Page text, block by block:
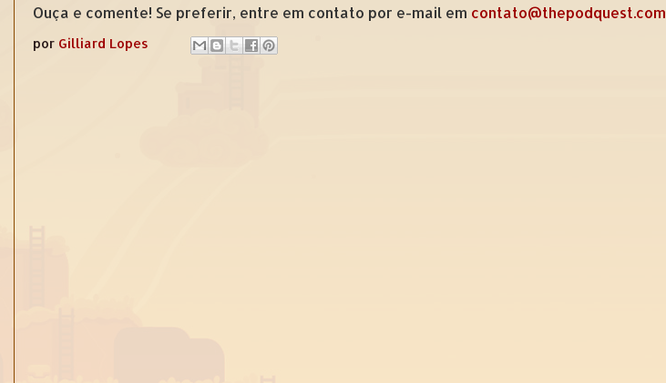
Ouça e comente! Se preferir, entre em contato por e-mail em contato@thepodquest.com
por Gilliard Lopes